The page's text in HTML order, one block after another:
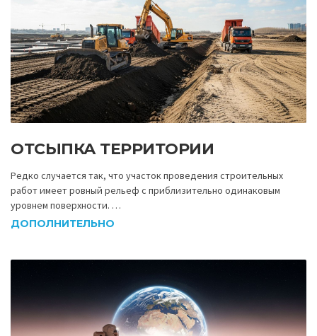
ОТСЫПКА ТЕРРИТОРИИ
Редко случается так, что участок проведения строительных
работ имеет ровный рельеф с приблизительно одинаковым
уровнем поверхности. …
ДОПОЛНИТЕЛЬНО